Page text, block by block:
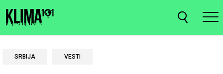
SRBIJA VESTI